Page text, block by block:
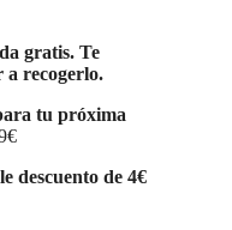
gratis. Te
a recogerlo.
tu próxima
descuento de 4€